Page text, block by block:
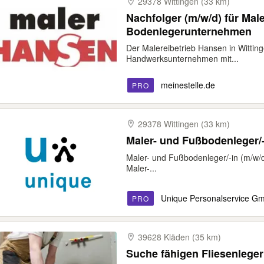
Nachfolger (m/w/d) für
Bodenlegerunternehmen
Der Malereibetrieb Hansen in
Handwerksunternehmen mit...
PRO meinestelle.de
29378 Wittingen (33 km)
Maler- und
Maler- und Fußbodenleger/-in (m/
Maler-...
PRO Unique Personalservice
39628 Kläden (35 km)
Suche fähigen Fliesenleger